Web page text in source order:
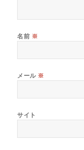
名前 ※
メール ※
サイト